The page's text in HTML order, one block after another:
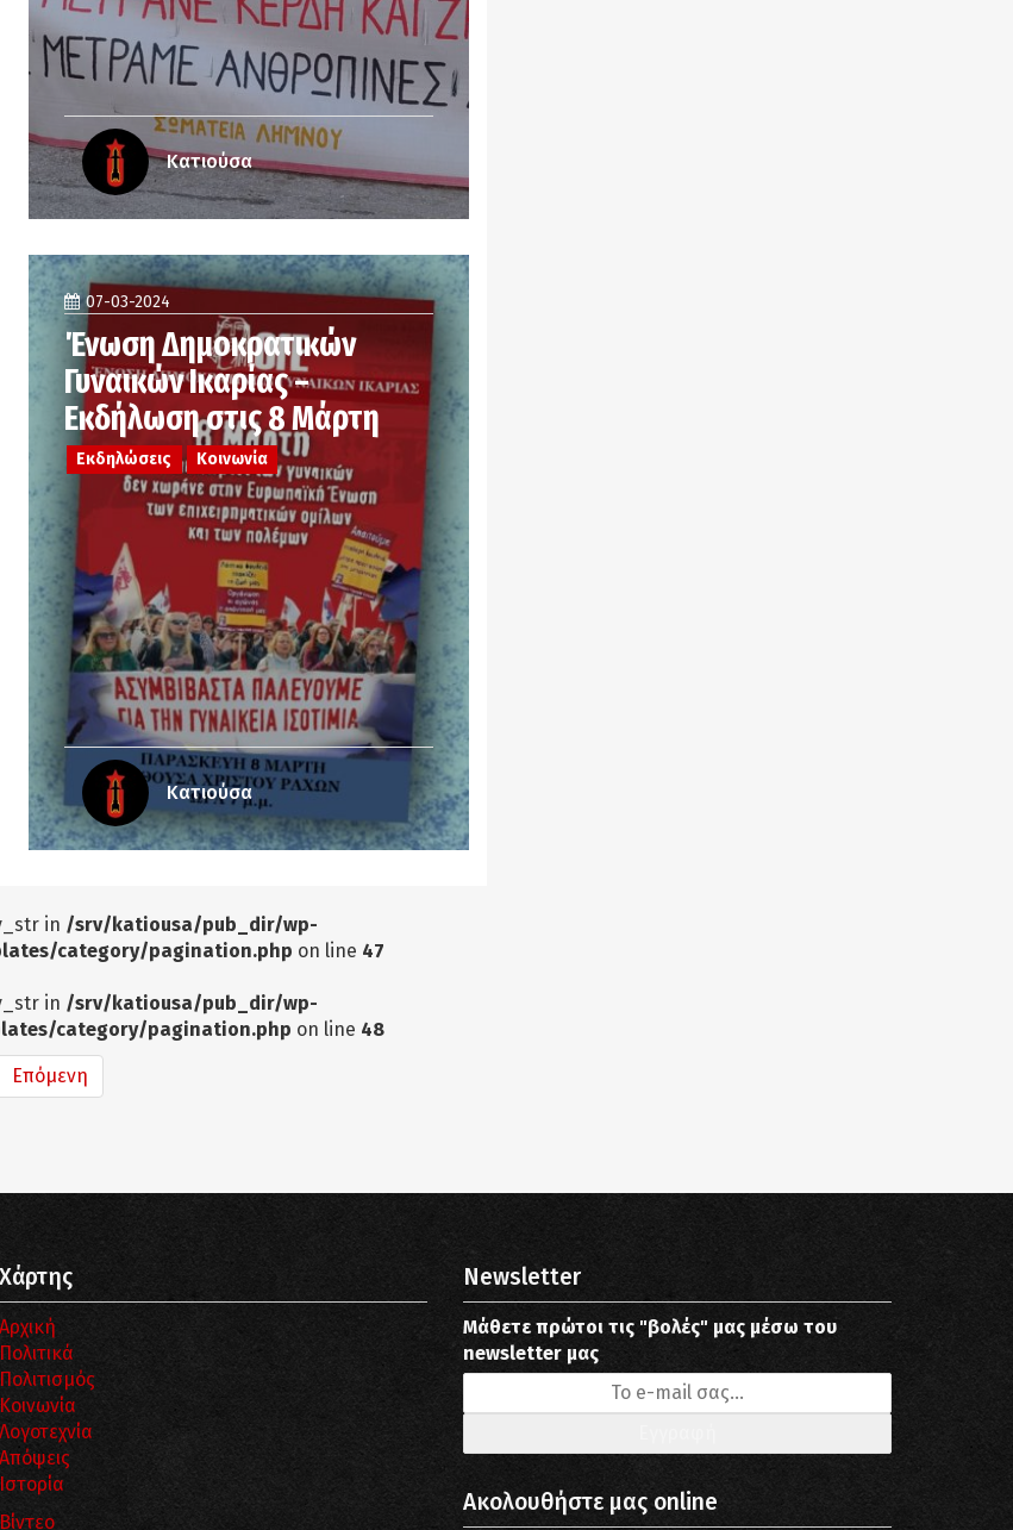
Κατιούσα
07-03-2024
Ένωση Δημοκρατικών
Γυναικών Ικαρίας –
Εκδήλωση στις 8 Μάρτη
Εκδηλώσεις Κοινωνία
Κατιούσα
in /srv/katiousa/pub_dir/wp-
category/pagination.php on line 47
in /srv/katiousa/pub_dir/wp-
category/pagination.php on line 48
Επόμενη
Χάρτης
Αρχική
Πολιτικά
Πολιτισμός
Κοινωνία
Λογοτεχνία
Απόψεις
Ιστορία
Βίντεο
Newsletter
Μάθετε πρώτοι τις "βολές" μας μέσω του
newsletter μας
Ακολουθήστε μας online